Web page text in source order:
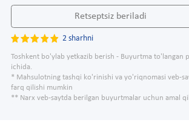
Retseptsiz beriladi
2 sharhni
Toshkent bo'ylab yetkazib berish - Buyurtma to'langan
ichida.
* Mahsulotning tashqi ko'rinishi va yo'riqnomasi veb-
farq qilishi mumkin
** Narx veb-saytda berilgan buyurtmalar uchun amal